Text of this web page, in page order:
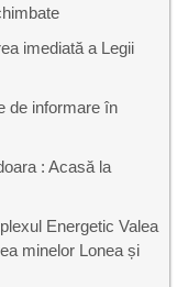
imediată a Legii
de informare în
: Acasă la
Energetic Valea
minelor Lonea și